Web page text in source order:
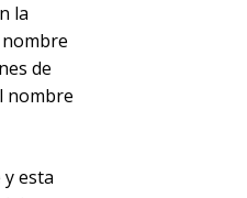
la
nombre
de
nombre
esta